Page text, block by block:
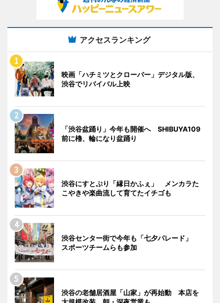
アクセスランキング
映画「ハチミツとクローバー」デジタル版、
渋谷でリバイバル上映
「渋谷盆踊り」今年も開催へ SHIBUYA109
前に櫓、輪になり盆踊り
渋谷にすとぷり「縁日かふぇ」 メンカラた
こやきや楽曲流して育てたイチゴも
渋谷センター街で今年も「七夕パレード」
スポーツチームらも参加
渋谷の老舗居酒屋「山家」が再始動 本店を